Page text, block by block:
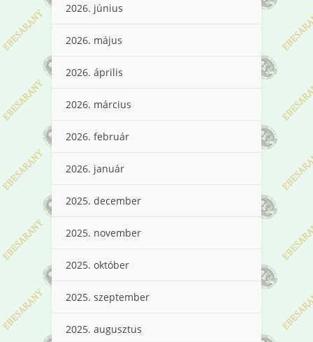
2026. június
2026. május
2026. április
2026. március
2026. február
2026. január
2025. december
2025. november
2025. október
2025. szeptember
2025. augusztus